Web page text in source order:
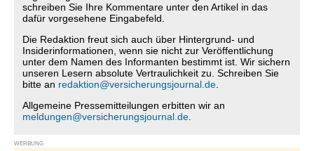
schreiben Sie Ihre Kommentare unter den Artikel in das
dafür vorgesehene Eingabefeld.
Die Redaktion freut sich auch über Hintergrund- und
Insiderinformationen, wenn sie nicht zur Veröffentlichung
unter dem Namen des Informanten bestimmt ist. Wir sichern
unseren Lesern absolute Vertraulichkeit zu. Schreiben Sie
bitte an redaktion@versicherungsjournal.de
Allgemeine Pressemitteilungen erbitten wir an
meldungen@versicherungsjournal.de
WERBUNG